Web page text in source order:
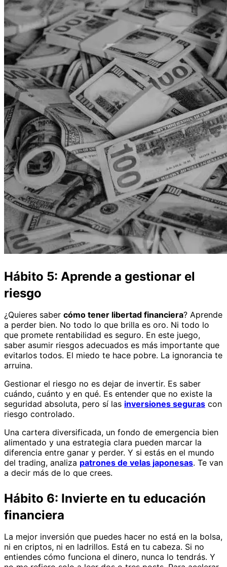
Hábito 5: Aprende a gestionar el
riesgo
¿Quieres saber cómo tener libertad financiera? Aprende
a perder bien. No todo lo que brilla es oro. Ni todo lo
que promete rentabilidad es seguro. En este juego,
saber asumir riesgos adecuados es más importante que
evitarlos todos. El miedo te hace pobre. La ignorancia te
arruina.
Gestionar el riesgo no es dejar de invertir. Es saber
cuándo, cuánto y en qué. Es entender que no existe la
seguridad absoluta, pero sí las inversiones seguras con
riesgo controlado.
Una cartera diversificada, un fondo de emergencia bien
alimentado y una estrategia clara pueden marcar la
diferencia entre ganar y perder. Y si estás en el mundo
del trading, analiza patrones de velas japonesas. Te van
a decir más de lo que crees.
Hábito 6: Invierte en tu educación
financiera
La mejor inversión que puedes hacer no está en la bolsa,
ni en criptos, ni en ladrillos. Está en tu cabeza. Si no
entiendes cómo funciona el dinero, nunca lo tendrás. Y